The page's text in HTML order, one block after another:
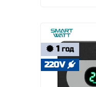
1 ГОД
220V